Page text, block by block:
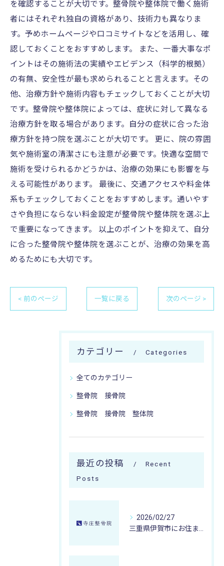
を確認することが大切です。整骨院や整体院で働く施術
者にはそれぞれ独自の資格があり、技術力も異なりま
す。予めホームページや口コミサイトなどを活用し、確
認しておくことをおすすめします。 また、一番大事なポ
イントはその施術法の実績やエビデンス（科学的根拠）
の有無、安全性が最も求められることと言えます。その
他、治療方針や施術内容もチェックしておくことが大切
です。整骨院や整体院によっては、症状に対して異なる
治療方針を取る場合があります。自分の症状に合った治
療方針を持つ院を選ぶことが大切です。 更に、院の雰囲
気や施術室の清潔さにも注意が必要です。快適な空間で
施術を受けられるかどうかは、治療の効果にも影響を与
える可能性があります。 最後に、交通アクセスや料金体
系もチェックしておくことをおすすめします。通いやす
さや負担にならない料金設定が整骨院や整体院を選ぶ上
で重要になってきます。 以上のポイントを抑えて、自分
に合った整骨院や整体院を選ぶことが、治療の効果を高
めるためにも大切です。
< 前のページ 一覧に戻る 次のページ >
カテゴリー Categories
全てのカテゴリー
整骨院 接骨院
整骨院 接骨院 整体院
最近の投稿
Recent
Posts
2026/02/27